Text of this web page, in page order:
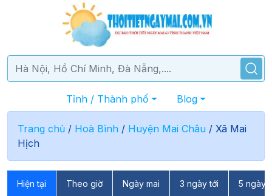
Tỉnh / Thành phố Blog
Trang chủ / Hoà Bình / Huyện Mai Châu / Xã Mai
Hịch
Hiện tại Theo giờ Ngày mai 3 ngày tới 5 ngày